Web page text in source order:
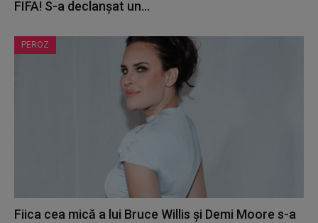
FIFA! S-a declanșat un...
PEROZ
Fiica cea mică a lui Bruce Willis și Demi Moore s-a